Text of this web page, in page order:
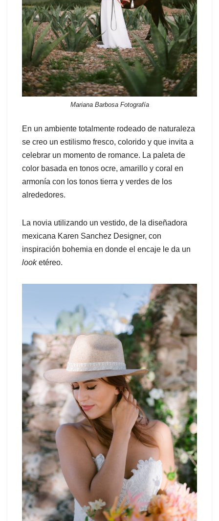
Mariana Barbosa Fotografía
En un ambiente totalmente rodeado de naturaleza
se creo un estilismo fresco, colorido y que invita a
celebrar un momento de romance. La paleta de
color basada en tonos ocre, amarillo y coral en
armonía con los tonos tierra y verdes de los
alrededores.
La novia utilizando un vestido, de la diseñadora
mexicana Karen Sanchez Designer, con
inspiración bohemia en donde el encaje le da un
looketéreo.